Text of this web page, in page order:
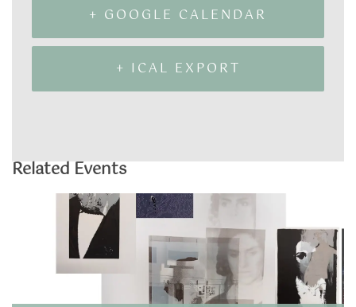
+ GOOGLE CALENDAR
+ ICAL EXPORT
Related Events